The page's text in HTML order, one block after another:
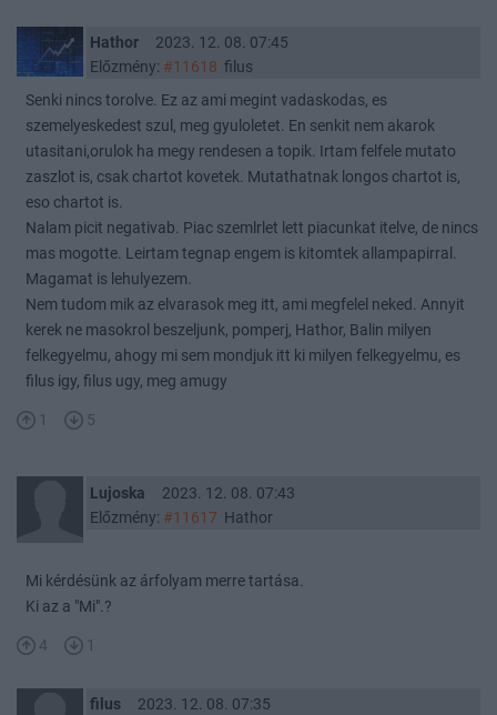
Hathor
2023. 12. 08. 07:45
Előzmény: #11618 filus
Senki nincs torolve. Ez az ami megint vadaskodas, es
szemelyeskedest szul, meg gyuloletet. En senkit nem akarok
utasitani,orulok ha megy rendesen a topik. Irtam felfele mutato
zaszlot is, csak chartot kovetek. Mutathatnak longos chartot is,
eso chartot is.
Nalam picit negativab. Piac szemlrlet lett piacunkat itelve, de nincs
mas mogotte. Leirtam tegnap engem is kitomtek allampapirral.
Magamat is lehulyezem.
Nem tudom mik az elvarasok meg itt, ami megfelel neked. Annyit
kerek ne masokrol beszeljunk, pomperj, Hathor, Balin milyen
felkegyelmu, ahogy mi sem mondjuk itt ki milyen felkegyelmu, es
filus igy, filus ugy, meg amugy
1 5
Lujoska
2023. 12. 08. 07:43
Előzmény: #11617 Hathor
Mi kérdésünk az árfolyam merre tartása.
Ki az a "Mi".?
4 1
filus
2023. 12. 08. 07:35